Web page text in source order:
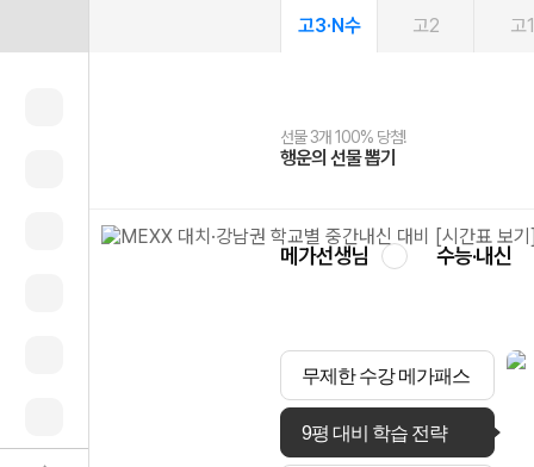
고3·N수 고2 고1
선물 3개 100% 당첨!
행운의 선물 뽑기
선물 100% 증정!
메가스터디 X 올리브
여름방학 스터디 캐시백
메가런 썸머스쿨
2027 러셀 단과
강사 공개선발
스마트러닝앱
설문 EVENT
메가패스
3일 무료 체험권
메가패스 수강생 무료혜택!
메가클럽 멤버십
사회공헌 캠페인
희망이룸 메가나눔
메가선생님 수능·내신
무제한 수강 메가패스
9평 대비 학습 전략